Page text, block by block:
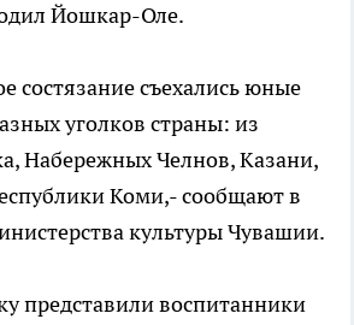
Йошкар-Оле.
состязание съехались юные
уголков страны: из
Набережных Челнов, Казани,
Коми,- сообщают в
культуры Чувашии.
представили воспитанники